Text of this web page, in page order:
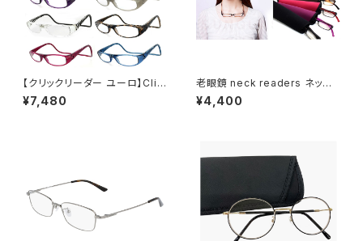
【クリックリーダー ユーロ】Clic
Readers Euro 老眼鏡 リーデ
ィンググラス シニアグラス 既製
¥7,480
老眼鏡 neck readers ネック
リーダーズ リーディンググラス
(全11色) ブルーライトカット ＰＣ
¥4,400